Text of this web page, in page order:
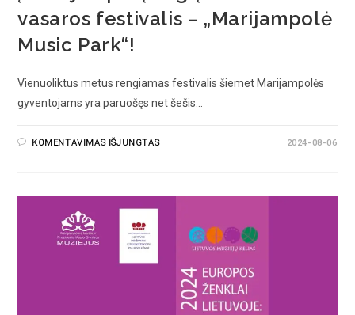
vasaros festivalis – „Marijampolė
Music Park“!
Vienuoliktus metus rengiamas festivalis šiemet Marijampolės
gyventojams yra paruošęs net šešis…
KOMENTAVIMAS IŠJUNGTAS 2024-08-06